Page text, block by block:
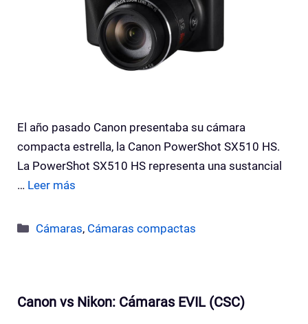
El año pasado Canon presentaba su cámara
compacta estrella, la Canon PowerShot SX510 HS.
La PowerShot SX510 HS representa una sustancial
… Leer más
Categorías
Cámaras, Cámaras compactas
Canon vs Nikon: Cámaras EVIL (CSC)